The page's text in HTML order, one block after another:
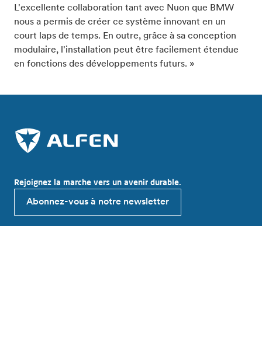
L'excellente collaboration tant avec Nuon que BMW
nous a permis de créer ce système innovant en un
court laps de temps. En outre, grâce à sa conception
modulaire, l'installation peut être facilement étendue
en fonctions des développements futurs. »
Rejoignez la marche vers un avenir durable.
Abonnez-vous à notre newsletter